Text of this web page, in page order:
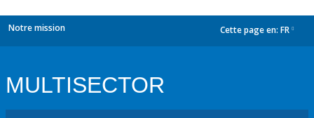
Notre mission Cette page en: FR
MULTISECTOR